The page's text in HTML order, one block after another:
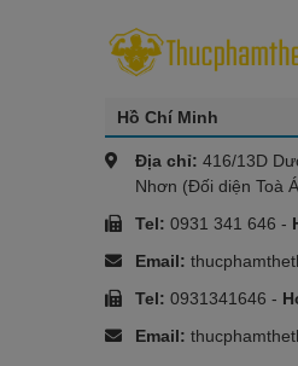
Hồ Chí Minh
Địa chỉ: 416/13D
Nhơn (Đối diện Toà
Tel: 0931 341 646 -
Email:
Tel: 0931341646 -
Email: